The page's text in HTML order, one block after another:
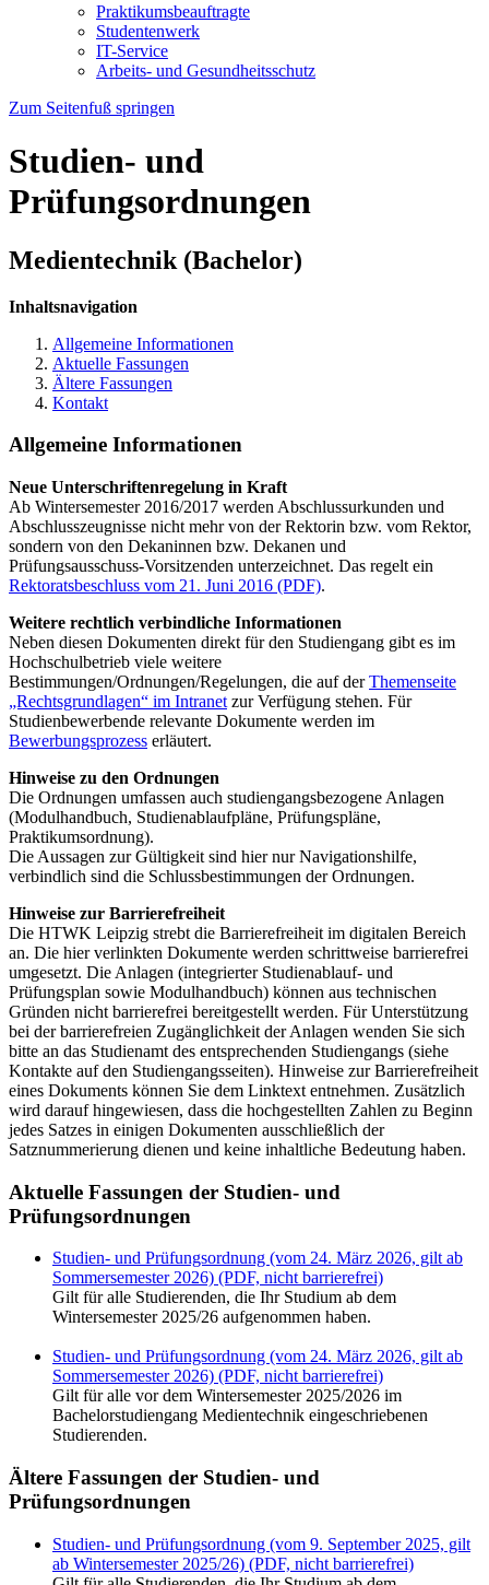
Praktikumsbeauftragte
Studentenwerk
IT-Service
Arbeits- und Gesundheitsschutz
Zum Seitenfuß springen
Studien- und
Prüfungsordnungen
Medientechnik (Bachelor)
Inhaltsnavigation
Allgemeine Informationen
Aktuelle Fassungen
Ältere Fassungen
Kontakt
Allgemeine Informationen
Neue Unterschriftenregelung in Kraft
Ab Wintersemester 2016/2017 werden Abschlussurkunden und
Abschlusszeugnisse nicht mehr von der Rektorin bzw. vom Rektor,
sondern von den Dekaninnen bzw. Dekanen und
Prüfungsausschuss-Vorsitzenden unterzeichnet. Das regelt ein
Rektoratsbeschluss vom 21. Juni 2016 (PDF).
Weitere rechtlich verbindliche Informationen
Neben diesen Dokumenten direkt für den Studiengang gibt es im
Hochschulbetrieb viele weitere
Bestimmungen/Ordnungen/Regelungen, die auf derThemenseite
„Rechtsgrundlagen“ im Intranet zur Verfügung stehen. Für
Studienbewerbende relevante Dokumente werden im
Bewerbungsprozess erläutert.
Hinweise zu den Ordnungen
Die Ordnungen umfassen auch studiengangsbezogene Anlagen
(Modulhandbuch, Studienablaufpläne, Prüfungspläne,
Praktikumsordnung).
Die Aussagen zur Gültigkeit sind hier nur Navigationshilfe,
verbindlich sind die Schlussbestimmungen der Ordnungen.
Hinweise zur Barrierefreiheit
Die HTWK Leipzig strebt die Barrierefreiheit im digitalen Bereich
an. Die hier verlinkten Dokumente werden schrittweise barrierefrei
umgesetzt. Die Anlagen (integrierter Studienablauf- und
Prüfungsplan sowie Modulhandbuch) können aus technischen
Gründen nicht barrierefrei bereitgestellt werden. Für Unterstützung
bei der barrierefreien Zugänglichkeit der Anlagen wenden Sie sich
bitte an das Studienamt des entsprechenden Studiengangs (siehe
Kontakte auf den Studiengangsseiten). Hinweise zur Barrierefreiheit
eines Dokuments können Sie dem Linktext entnehmen. Zusätzlich
wird darauf hingewiesen, dass die hochgestellten Zahlen zu Beginn
jedes Satzes in einigen Dokumenten ausschließlich der
Satznummerierung dienen und keine inhaltliche Bedeutung haben.
Aktuelle Fassungen der Studien- und
Prüfungsordnungen
Studien- und Prüfungsordnung (vom 24. März 2026, gilt ab
Sommersemester 2026) (PDF, nicht barrierefrei)
Gilt für alle Studierenden, die Ihr Studium ab dem
Wintersemester 2025/26 aufgenommen haben.
Studien- und Prüfungsordnung (vom 24. März 2026, gilt ab
Sommersemester 2026) (PDF, nicht barrierefrei)
Gilt für alle vor dem Wintersemester 2025/2026 im
Bachelorstudiengang Medientechnik eingeschriebenen
Studierenden.
Ältere Fassungen der Studien- und
Prüfungsordnungen
Studien- und Prüfungsordnung (vom 9. September 2025, gilt
ab Wintersemester 2025/26) (PDF, nicht barrierefrei)